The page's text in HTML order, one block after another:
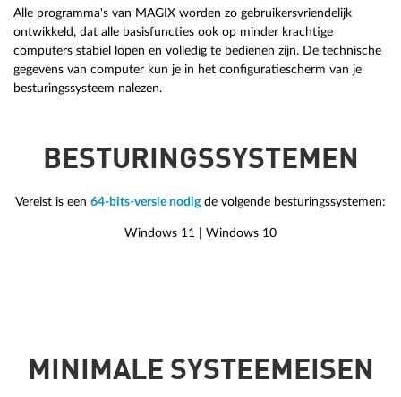
Alle programma's van MAGIX worden zo gebruikersvriendelijk
ontwikkeld, dat alle basisfuncties ook op minder krachtige
computers stabiel lopen en volledig te bedienen zijn. De technische
gegevens van computer kun je in het configuratiescherm van je
besturingssysteem nalezen.
BESTURINGSSYSTEMEN
Vereist is een 64-bits-versie nodigde volgende besturingssystemen:
Windows 11 | Windows 10
MINIMALE SYSTEEMEISEN